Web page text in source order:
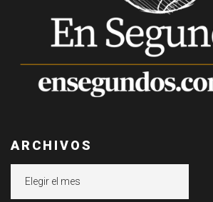
ARCHIVOS